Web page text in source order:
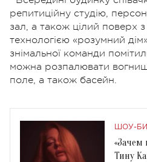
репитиційну студію,
зал, а також цілий поверх
технологією «розумний
знімальної команди
можна розпалювати
поле, а також басейн.
ШОУ-
«Зачем
Тину